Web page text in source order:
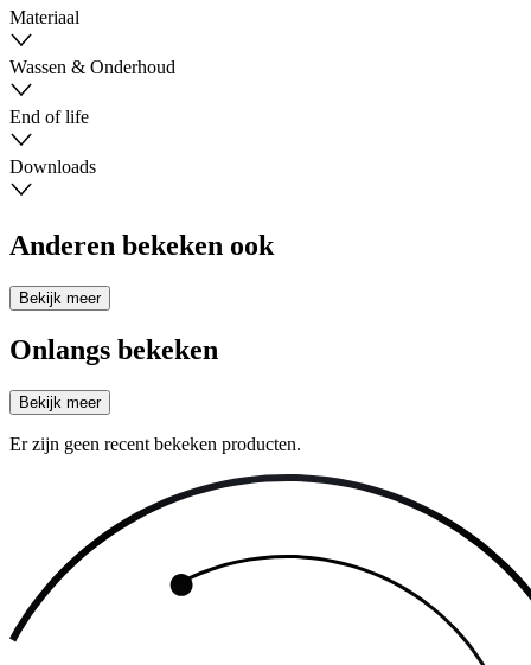
Materiaal
Wassen & Onderhoud
End of life
Downloads
Anderen bekeken ook
Bekijk meer
Onlangs bekeken
Bekijk meer
Er zijn geen recent bekeken producten.